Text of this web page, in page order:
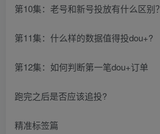
第10集：老号和新号投放有什么区别？
第11集：什么样的数据值得投dou+?
第12集：如何判断第一笔dou+订单
跑完之后是否应该追投?
精准标签篇